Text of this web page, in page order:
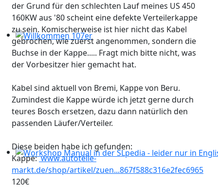
Willkommen 107er
Workshop Manual in der SLpedia - leider nur in
der Grund für den schlechten Lauf meines US 450
160KW aus '80 scheint eine defekte Verteilerkappe
zu sein. Komischerweise ist hier nicht das Kabel
gebrochen, wie zuerst angenommen, sondern die
Buchse in der Kappe..... Fragt mich bitte nicht, was
der Vorbesitzer hier gemacht hat.
Kabel sind aktuell von Bremi, Kappe von Beru.
Zumindest die Kappe würde ich jetzt gerne durch
teures Bosch ersetzen, dazu dann natürlich den
passenden Läufer/Verteiler.
Diese beiden habe ich gefunden:
Kappe:www.autoteile-
markt.de/shop/artikel/zuen...867f588c316e2fec6965
120€